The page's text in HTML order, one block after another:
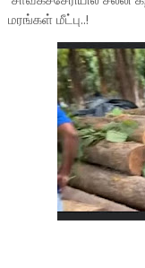
மரங்கள் மீட்பு..!